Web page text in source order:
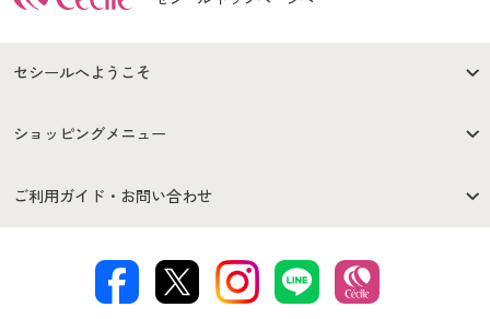
セシールへようこそ
はじめての方へ
セシールご利用規約
著作権・商標について 会社案内
ショッピングメニュー
商品カテゴリ
ご利用ガイド・お問い合わせ
交換・返品は お支払は